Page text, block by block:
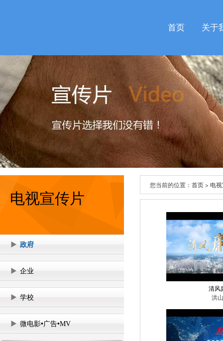
首页 关于
电视宣传片
政府
企业
学校
微电影•广告•MV
您当前的位置： 首页> 电
清风
洪